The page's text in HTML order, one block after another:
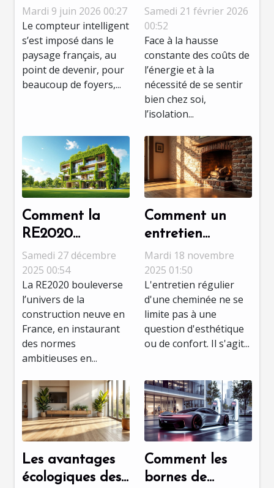
intelligents
changent la
donne pour la
gestion
énergétique
Mardi 9 juin 2026 00:27
Le compteur intelligent
s’est imposé dans le
paysage français, au
point de devenir, pour
beaucoup de foyers,...
confort et
réduire sa
facture
énergétique
grâce à
l'isolation des
fenêtres
Samedi 21 février 2026
00:52
Face à la hausse
constante des coûts de
l’énergie et à la
nécessité de se sentir
bien chez soi,
l’isolation...
Comment la
RE2020
influence-t-elle
les nouveaux
projets de
construction ?
Samedi 27 décembre
2025 00:54
La RE2020 bouleverse
l’univers de la
construction neuve en
France, en instaurant
des normes
ambitieuses en...
Comment un
entretien
régulier de votre
cheminée peut
sauvegarder
votre domicile ?
Mardi 18 novembre
2025 01:50
L'entretien régulier
d'une cheminée ne se
limite pas à une
question d'esthétique
ou de confort. Il s'agit...
Les avantages
écologiques des
Comment les
bornes de